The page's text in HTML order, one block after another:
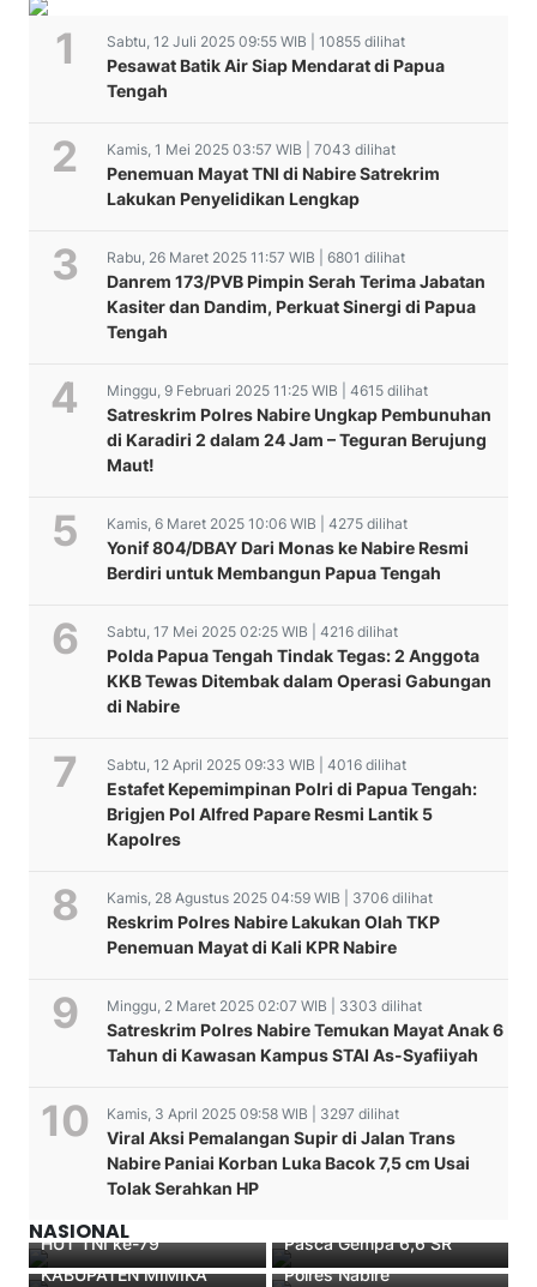
Sabtu, 12 Juli 2025 09:55 WIB | 10855 dilihat
Pesawat Batik Air Siap Mendarat di Papua
Tengah
Kamis, 1 Mei 2025 03:57 WIB | 7043 dilihat
Penemuan Mayat TNI di Nabire Satrekrim
Lakukan Penyelidikan Lengkap
Rabu, 26 Maret 2025 11:57 WIB | 6801 dilihat
Danrem 173/PVB Pimpin Serah Terima Jabatan
Kasiter dan Dandim, Perkuat Sinergi di Papua
Tengah
Minggu, 9 Februari 2025 11:25 WIB | 4615 dilihat
Satreskrim Polres Nabire Ungkap Pembunuhan
di Karadiri 2 dalam 24 Jam – Teguran Berujung
Maut!
Kamis, 6 Maret 2025 10:06 WIB | 4275 dilihat
Yonif 804/DBAY Dari Monas ke Nabire Resmi
Berdiri untuk Membangun Papua Tengah
Sabtu, 17 Mei 2025 02:25 WIB | 4216 dilihat
Polda Papua Tengah Tindak Tegas: 2 Anggota
KKB Tewas Ditembak dalam Operasi Gabungan
di Nabire
Sabtu, 12 April 2025 09:33 WIB | 4016 dilihat
Estafet Kepemimpinan Polri di Papua Tengah:
Brigjen Pol Alfred Papare Resmi Lantik 5
Kapolres
Kamis, 28 Agustus 2025 04:59 WIB | 3706 dilihat
Reskrim Polres Nabire Lakukan Olah TKP
Penemuan Mayat di Kali KPR Nabire
Minggu, 2 Maret 2025 02:07 WIB | 3303 dilihat
Satreskrim Polres Nabire Temukan Mayat Anak 6
Tahun di Kawasan Kampus STAI As-Syafiiyah
Kamis, 3 April 2025 09:58 WIB | 3297 dilihat
Viral Aksi Pemalangan Supir di Jalan Trans
Nabire Paniai Korban Luka Bacok 7,5 cm Usai
Tolak Serahkan HP
NASIONAL
Kodim 1705 Nabire Gelar
HUT TNI ke-79
PPK 1.2 Papua tengah
Pasca Gempa 6,6 SR
KAPOLRES MIMIKA
HADIRI OPENING
CEREMONY PESPARAWI
XIII SE TANAH PAPUA DI
KABUPATEN MIMIKA
Pencurian Motor Diringkus
Polres Nabire